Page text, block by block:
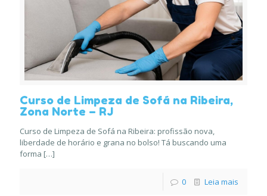
Curso de Limpeza de Sofá na Ribeira,
Zona Norte – RJ
Curso de Limpeza de Sofá na Ribeira: profissão nova,
liberdade de horário e grana no bolso! Tá buscando uma
forma […]
0 Leia mais